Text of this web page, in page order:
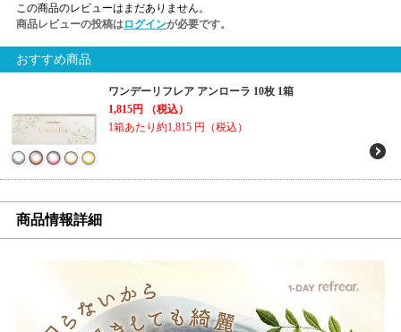
この商品のレビューはまだありません。
商品レビューの投稿はログインが必要です。
おすすめ商品
ワンデーリフレア アンローラ 10枚 1箱
1,815円
（税込）
1箱あたり約1,815 円（税込）
商品情報詳細